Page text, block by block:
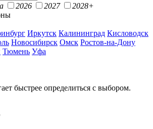
2026 2027
2028+
Иркутск Калининград Кисловодск
Новосибирск Омск Ростов-на-Дону
Тюмень Уфа
быстрее определиться с выбором.